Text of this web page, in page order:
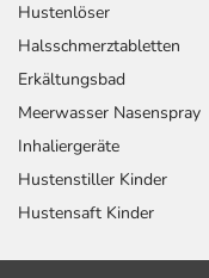
Hustenlöser
Halsschmerztabletten
Erkältungsbad
Meerwasser Nasenspray
Inhaliergeräte
Hustenstiller Kinder
Hustensaft Kinder